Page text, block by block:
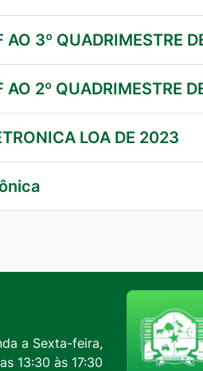
AO 3º QUADRIMESTRE
AO 2º QUADRIMESTRE
LOA DE 2023
a Sexta-feira,
13:30 às 17:30